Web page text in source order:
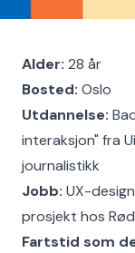
Alder: 28 år
Bosted: Oslo
Utdannelse:
interaksjon" fra
journalistikk
Jobb: UX-
prosjekt hos
Fartstid som